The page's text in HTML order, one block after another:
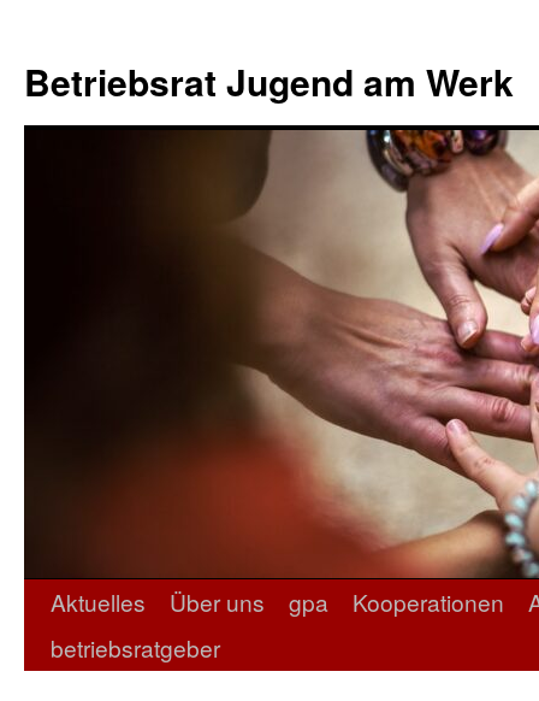
springen
springenspringen
Betriebsrat Jugend am Werk
Aktuelles Über uns gpa Kooperationen
betriebsratgeber